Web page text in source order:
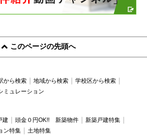
このページの先頭へ
から検索 地域から検索
学校区から検索
ミュレーション
建 頭金０円OK!! 新築物件
新築戸建特集
ン特集 土地特集